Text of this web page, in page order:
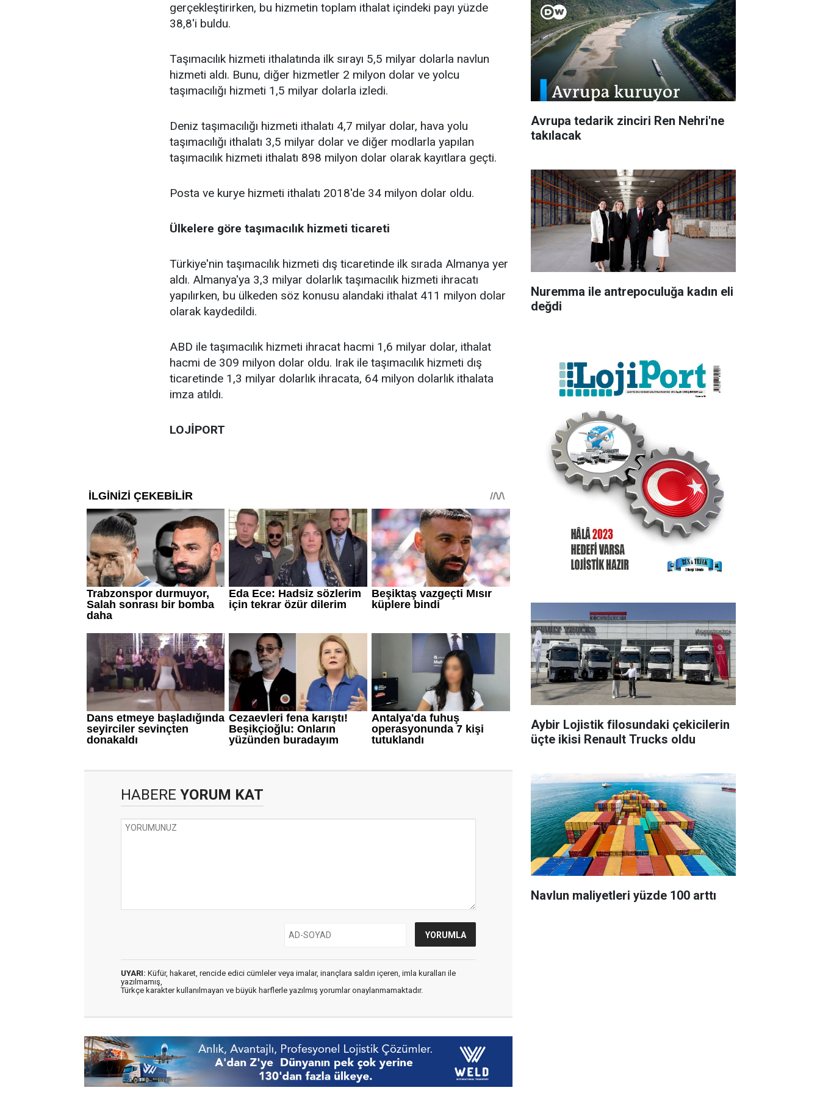
gerçekleştirirken, bu hizmetin toplam ithalat içindeki payı yüzde
38,8'i buldu.
Taşımacılık hizmeti ithalatında ilk sırayı 5,5 milyar dolarla navlun
hizmeti aldı. Bunu, diğer hizmetler 2 milyon dolar ve yolcu
taşımacılığı hizmeti 1,5 milyar dolarla izledi.
Deniz taşımacılığı hizmeti ithalatı 4,7 milyar dolar, hava yolu
taşımacılığı ithalatı 3,5 milyar dolar ve diğer modlarla yapılan
taşımacılık hizmeti ithalatı 898 milyon dolar olarak kayıtlara geçti.
Posta ve kurye hizmeti ithalatı 2018'de 34 milyon dolar oldu.
Ülkelere göre taşımacılık hizmeti ticareti
Türkiye'nin taşımacılık hizmeti dış ticaretinde ilk sırada Almanya yer
aldı. Almanya'ya 3,3 milyar dolarlık taşımacılık hizmeti ihracatı
yapılırken, bu ülkeden söz konusu alandaki ithalat 411 milyon dolar
olarak kaydedildi.
ABD ile taşımacılık hizmeti ihracat hacmi 1,6 milyar dolar, ithalat
hacmi de 309 milyon dolar oldu. Irak ile taşımacılık hizmeti dış
ticaretinde 1,3 milyar dolarlık ihracata, 64 milyon dolarlık ithalata
imza atıldı.
LOJİPORT
HABERE YORUM KAT
UYARI: Küfür, hakaret, rencide edici cümleler veya imalar, inançlara saldırı içeren, imla kuralları ile
yazılmamış,
Türkçe karakter kullanılmayan ve büyük harflerle yazılmış yorumlar onaylanmamaktadır.
Avrupa tedarik zinciri Ren Nehri'ne
takılacak
Nuremma ile antrepoculuğa kadın eli
değdi
Aybir Lojistik filosundaki çekicilerin
üçte ikisi Renault Trucks oldu
Navlun maliyetleri yüzde 100 arttı